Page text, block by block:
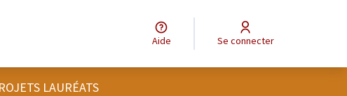
Aide Se connecter
LAURÉATS